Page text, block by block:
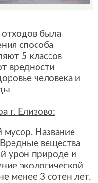
отходов была
способа
5 классов
вредности
человека и
г. Елизово:
мусор. Название
Вредные вещества
урон природе и
экологической
менее 3 сотен лет.